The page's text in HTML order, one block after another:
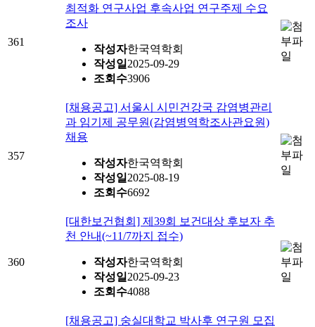
361
최적화 연구사업 후속사업 연구주제 수요
조사
작성자한국역학회
작성일 2025-09-29
조회수3906
357
[채용공고] 서울시 시민건강국 감염병관리
과 임기제 공무원(감염병역학조사관요원)
채용
작성자한국역학회
작성일 2025-08-19
조회수6692
360
[대한보건협회] 제39회 보건대상 후보자 추
천 안내(~11/7까지 접수)
작성자한국역학회
작성일 2025-09-23
조회수4088
[채용공고] 숭실대학교 박사후 연구원 모집